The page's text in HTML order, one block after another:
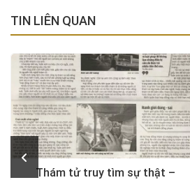
TIN LIÊN QUAN
Thám tử truy tìm sự thật –